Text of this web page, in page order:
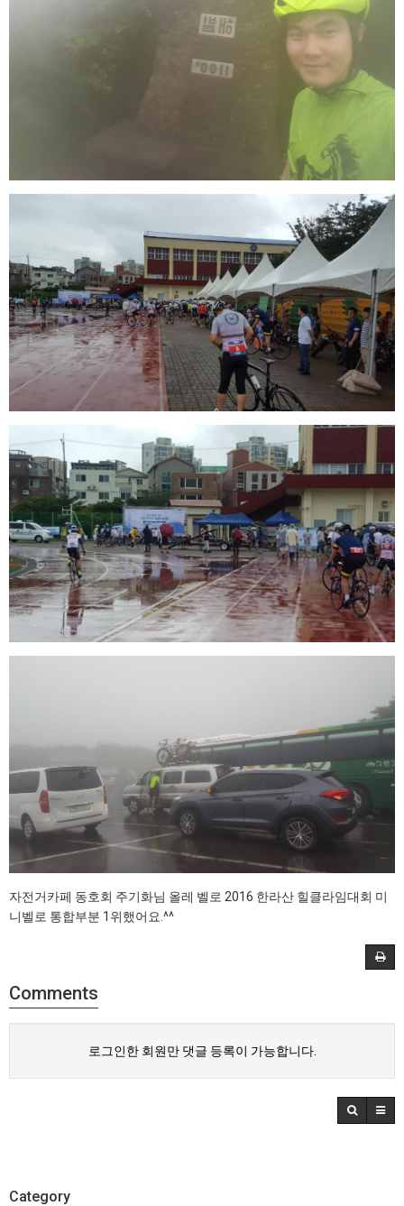
자전거카페 동호회 주기화님 올레 벨로 2016 한라산 힐클라임대회 미
니벨로 통합부분 1위했어요.^^
Comments
로그인한 회원만 댓글 등록이 가능합니다.
Category